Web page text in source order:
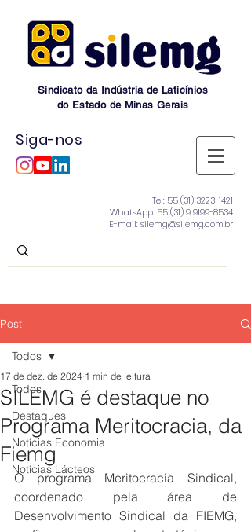
Sindicato da Indústria de Laticínios
do Estado de Minas Gerais
Siga-nos
Tel: 55 (31) 3223-1421
WhatsApp: 55 (31) 9 9199-8534
E-mail: silemg@silemg.com.br
Post
Todos
Destaques
Notícias Economia
Notícias Lácteos
Todos
SILEMG é destaque no
Programa Meritocracia, da
Fiemg
17 de dez. de 2024 1 min de leitura
O programa Meritocracia Sindical,
coordenado pela área de
Desenvolvimento Sindical da FIEMG,